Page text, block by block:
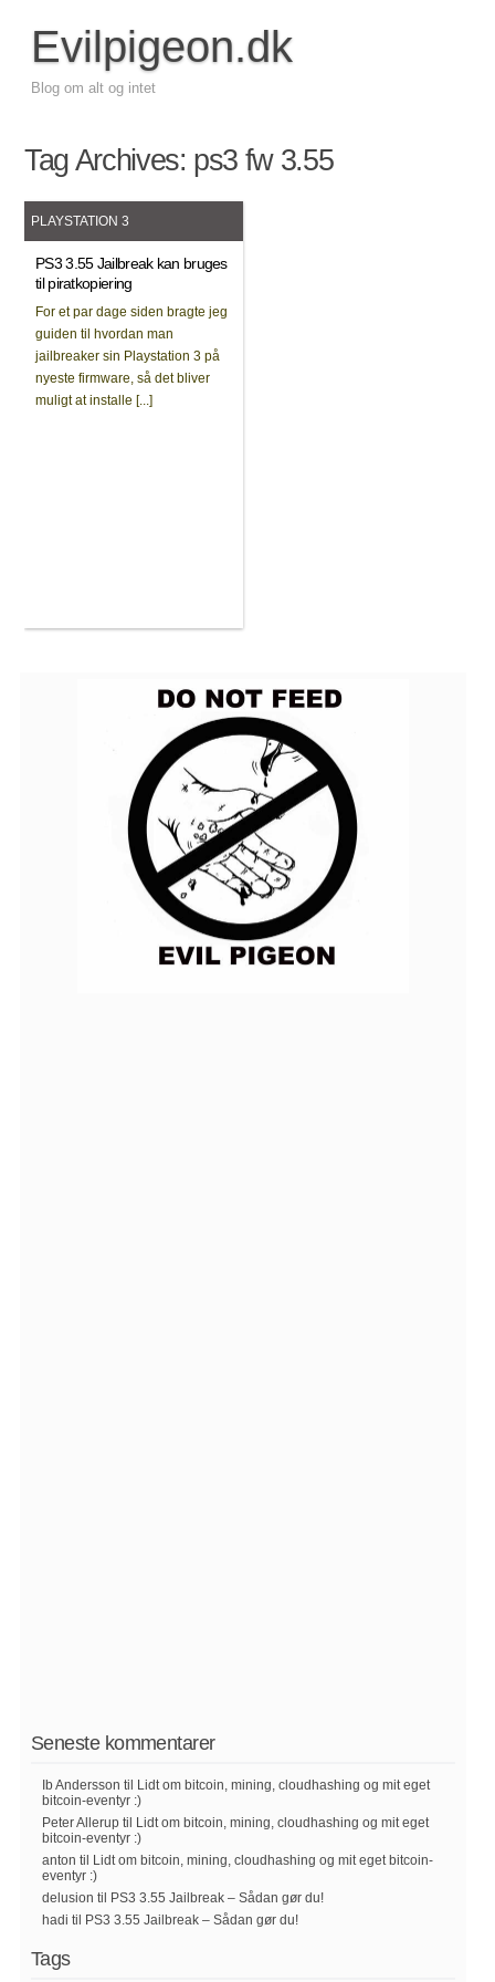
Evilpigeon.dk
Blog om alt og intet
Tag Archives: ps3 fw 3.55
PLAYSTATION 3
PS3 3.55 Jailbreak kan bruges
til piratkopiering
For et par dage siden bragte jeg
guiden til hvordan man
jailbreaker sin Playstation 3 på
nyeste firmware, så det bliver
muligt at installe [...]
Seneste kommentarer
Ib Andersson til
Lidt om bitcoin, mining, cloudhashing og mit eget
bitcoin-eventyr :)
Peter Alleruptil
Lidt om bitcoin, mining, cloudhashing og mit eget
bitcoin-eventyr :)
anton til
Lidt om bitcoin, mining, cloudhashing og mit eget bitcoin-
eventyr :)
delusion til
PS3 3.55 Jailbreak – Sådan gør du!
hadi til PS3 3.55 Jailbreak – Sådan gør du!
Tags